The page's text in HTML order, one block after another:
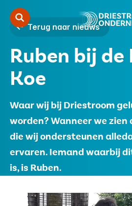
Zorgondernemerschap
Starten
Samenwerken
Over ons
Contact
Vacatures
Financiers
Terug naar nieuws
Ruben bij de
Koe
Waar wij bij Driestroom
worden? Wanneer we zien
die wij ondersteunen
ervaren. Iemand waarbij
is, is Ruben.